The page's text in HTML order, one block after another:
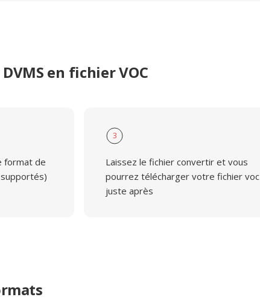
en fichier VOC
format de
3
Laissez le fichier convertir et vous
pourrez télécharger votre fichier voc
juste après